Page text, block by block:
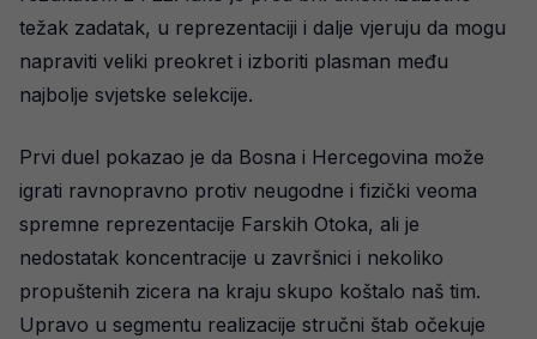
težak zadatak, u reprezentaciji i dalje vjeruju da mogu
napraviti veliki preokret i izboriti plasman među
najbolje svjetske selekcije.
Prvi duel pokazao je da Bosna i Hercegovina može
igrati ravnopravno protiv neugodne i fizički veoma
spremne reprezentacije Farskih Otoka, ali je
nedostatak koncentracije u završnici i nekoliko
propuštenih zicera na kraju skupo koštalo naš tim.
Upravo u segmentu realizacije stručni štab očekuje